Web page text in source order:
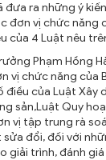
ra những ý
đơn vị chức năng
của 4 Luật nêu
Phạm Hồng
vị chức năng của
của Luật Xây
sản,Luật Quy
vị tập trung rà
đổi, đối với
giải trình, đánh